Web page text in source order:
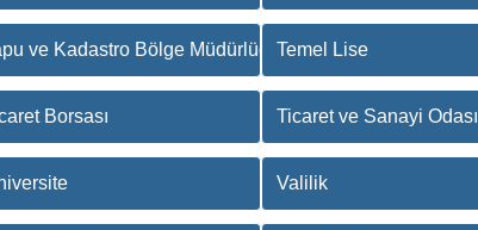
ve Kadastro Bölge MüdürlüğüTemel Lise
Borsası Ticaret ve Sanayi Odası
Valilik